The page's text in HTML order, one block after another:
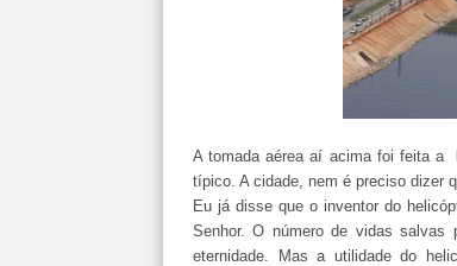
A tomada aérea aí acima foi feita a
típico. A cidade, nem é preciso dizer
Eu já disse que o inventor do
Senhor. O número de vidas salvas
eternidade. Mas a utilidade do